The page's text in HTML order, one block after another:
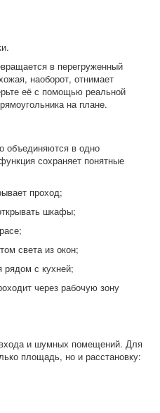
в перегруженный
наоборот, отнимает
её с помощью реальной
на плане.
объединяются в одно
сохраняет понятные
проход;
шкафы;
света из окон;
рядом с кухней;
через рабочую зону
и шумных помещений. Для
площадь, но и расстановку: